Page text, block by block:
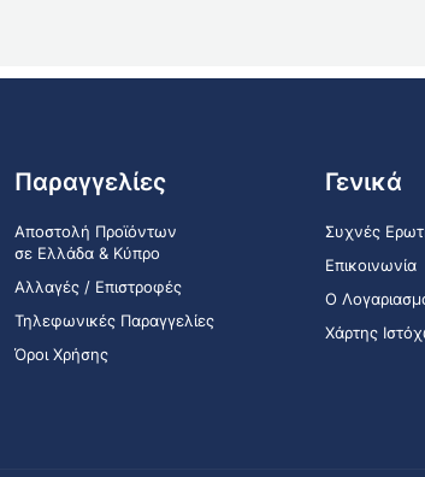
Παραγγελίες
Αποστολή Προϊόντων
σε Ελλάδα & Κύπρο
Αλλαγές / Επιστροφές
Τηλεφωνικές Παραγγελίες
Όροι Χρήσης
Γενικά
Συχνές
Επικοινωνία
Ο
Χάρτης